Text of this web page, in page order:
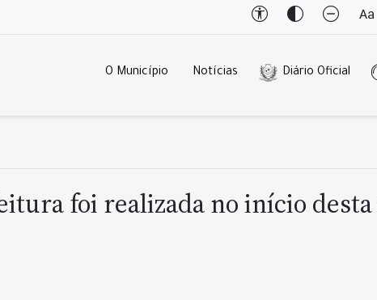
O Município Notícias Diário Oficial
foi realizada no início